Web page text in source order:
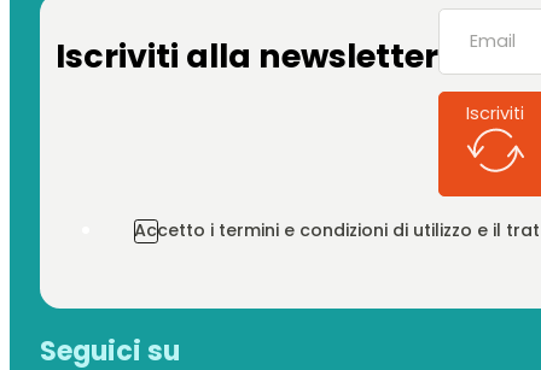
Iscriviti alla newsletter
Iscriviti
Accetto i termini e condizioni di utilizzo e il
Seguici su